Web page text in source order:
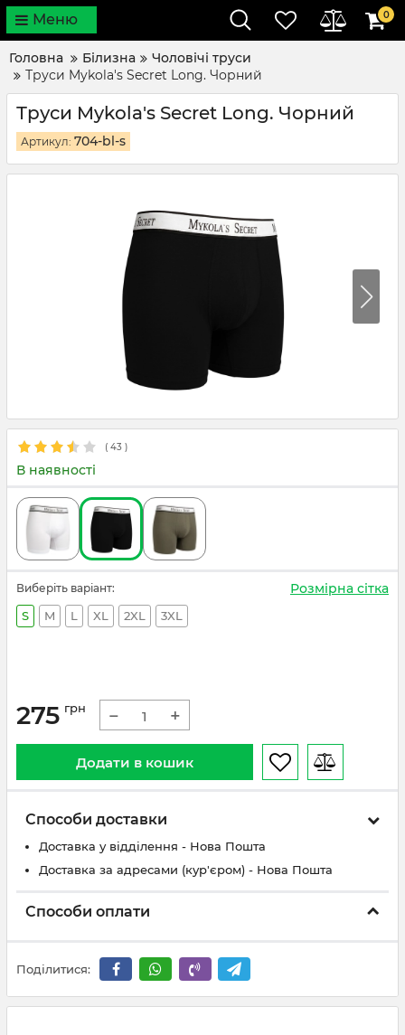
Меню 0
Головна Білизна
Чоловічі труси
Труси Mykola's Secret Long. Чорний
Труси Mykola's Secret Long. Чорний
Артикул: 704-bl-s
( 43 )
В наявності
Виберіть варіант:
S M L XL 2XL 3XL
Розмірна сітка
275 грн − +
Додати в кошик
Способи доставки
Доставка у відділення - Нова Пошта
Доставка за адресами (кур'єром) - Нова Пошта
Способи оплати
Поділитися: